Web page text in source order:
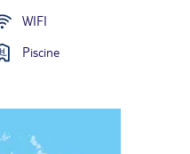
WIFI
Piscine